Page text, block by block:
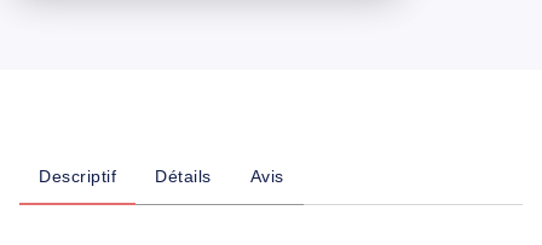
Descriptif Détails Avis